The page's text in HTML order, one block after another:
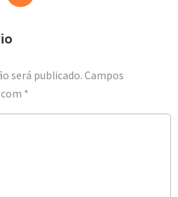
será publicado. Campos
*